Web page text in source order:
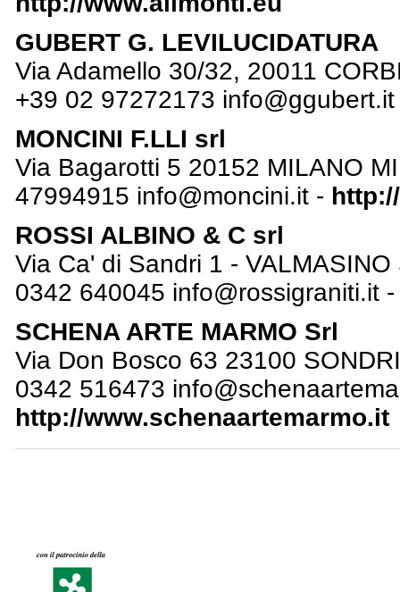
GUBERT G. LEVILUCIDATURA
Via Adamello 30/32, 20011
+39 02 97272173 info@ggubert.it
MONCINI F.LLI srl
Via Bagarotti 5 20152 MILANO
47994915 info@moncini.it -
ROSSI ALBINO & C srl
Via Ca' di Sandri 1 -
0342 640045 info@rossigraniti.it
SCHENA ARTE MARMO Srl
Via Don Bosco 63 23100
0342 516473
http://www.schenaartemarmo.it